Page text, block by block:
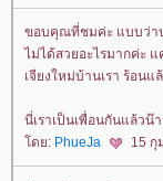
ขอบคุณที่ชมค่ะ แบบว่าบ
ไม่ได้สวยอะไรมากค่ะ
เจียงใหม่บ้านเรา ร้อน
นี่เราเป็นเพื่อนกันแล้วน๊
ดย: PhueJa 15 กุ